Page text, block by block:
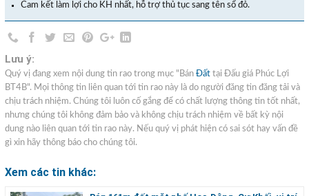
Cam kết làm lợi cho KH nhất, hỗ trợ thủ tục sang tên sổ đỏ.
Lưu ý:
Quý vị đang xem nội dung tin rao trong mục "Bán Đất tại Đấu giá Phúc Lợi
BT4B". Mọi thông tin liên quan tới tin rao này là do người đăng tin đăng tải và
chịu trách nhiệm. Chúng tôi luôn cố gắng để có chất lượng thông tin tốt nhất,
nhưng chúng tôi không đảm bảo và không chịu trách nhiệm về bất kỳ nội
dung nào liên quan tới tin rao này. Nếu quý vị phát hiện có sai sót hay vấn đề
gì xin hãy thông báo cho chúng tôi.
Xem các tin khác: